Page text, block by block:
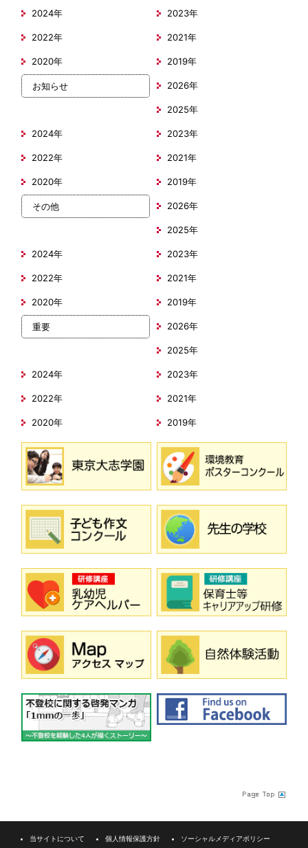
2024年 2023年
2022年 2021年
2020年 2019年
お知らせ 2026年
2025年
2024年 2023年
2022年 2021年
2020年 2019年
その他 2026年
2025年
2024年 2023年
2022年 2021年
2020年 2019年
重要 2026年
2025年
2024年 2023年
2022年 2021年
2020年 2019年
当サイトについて 個人情報保護方針 ソーシャルメディアポリシー